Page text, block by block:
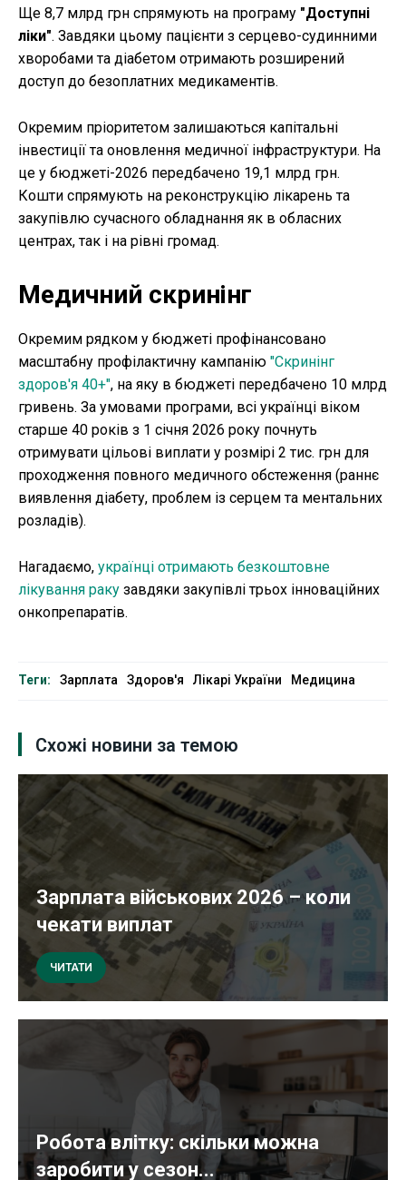
Ще 8,7 млрд грн спрямують на програму "Доступні
ліки". Завдяки цьому пацієнти з серцево-судинними
хворобами та діабетом отримають розширений
доступ до безоплатних медикаментів.
Окремим пріоритетом залишаються капітальні
інвестиції та оновлення медичної інфраструктури. На
це у бюджеті-2026 передбачено 19,1 млрд грн.
Кошти спрямують на реконструкцію лікарень та
закупівлю сучасного обладнання як в обласних
центрах, так і на рівні громад.
Медичний скринінг
Окремим рядком у бюджеті профінансовано
масштабну профілактичну кампанію "Скринінг
здоров'я 40+", на яку в бюджеті передбачено 10 млрд
гривень. За умовами програми, всі українці віком
старше 40 років з 1 січня 2026 року почнуть
отримувати цільові виплати у розмірі 2 тис. грн для
проходження повного медичного обстеження (раннє
виявлення діабету, проблем із серцем та ментальних
розладів).
Нагадаємо, українці отримають безкоштовне
лікування раку завдяки закупівлі трьох інноваційних
онкопрепаратів.
Теги: Зарплата Здоров'я Лікарі України Медицина
Схожі новини за темою
Зарплата військових 2026 – коли
чекати виплат
ЧИТАТИ
Робота влітку: скільки можна
заробити у сезон...